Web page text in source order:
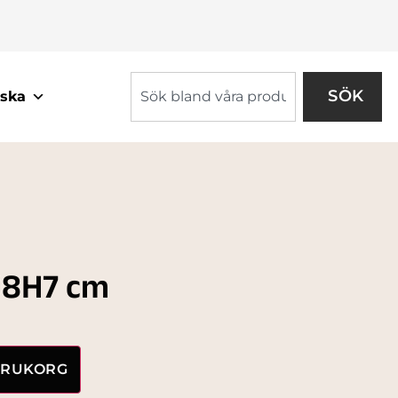
SÖK
cm